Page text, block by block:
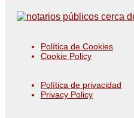
Política de Cookies
Cookie Policy
Política de privacidad
Privacy Policy